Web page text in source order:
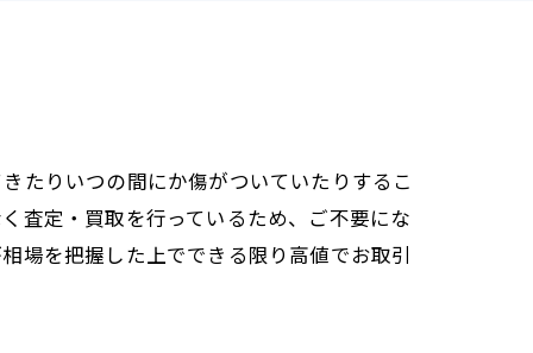
たりいつの間にか傷がついていたりするこ
査定・買取を行っているため、ご不要にな
場を把握した上でできる限り高値でお取引